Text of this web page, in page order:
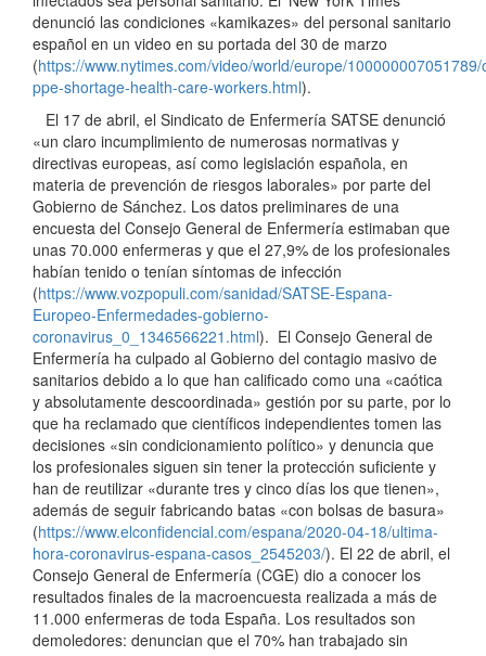
denunció las condiciones «kamikazes» del personal sanitario
español en un video en su portada del 30 de marzo
(https://www.nytimes.com/video/world/europe/
ppe-shortage-health-care-workers.html).
El 17 de abril, el Sindicato de Enfermería SATSE denunció
«un claro incumplimiento de numerosas normativas y
directivas europeas, así como legislación española, en
materia de prevención de riesgos laborales» por parte del
Gobierno de Sánchez. Los datos preliminares de una
encuesta del Consejo General de Enfermería estimaban que
unas 70.000 enfermeras y que el 27,9% de los profesionales
habían tenido o tenían síntomas de infección
(https://www.vozpopuli.com/sanidad/SATSE-Espana-
Europeo-Enfermedades-gobierno-
coronavirus_0_1346566221.html). El Consejo General de
Enfermería ha culpado al Gobierno del contagio masivo de
sanitarios debido a lo que han calificado como una «caótica
y absolutamente descoordinada» gestión por su parte, por lo
que ha reclamado que científicos independientes tomen las
decisiones «sin condicionamiento político» y denuncia que
los profesionales siguen sin tener la protección suficiente y
han de reutilizar «durante tres y cinco días los que tienen»,
además de seguir fabricando batas «con bolsas de basura»
(https://www.elconfidencial.com/espana/2020-04-18/ultima-
hora-coronavirus-espana-casos_2545203/). El 22 de abril, el
Consejo General de Enfermería (CGE) dio a conocer los
resultados finales de la macroencuesta realizada a más de
11.000 enfermeras de toda España. Los resultados son
demoledores: denuncian que el 70% han trabajado sin